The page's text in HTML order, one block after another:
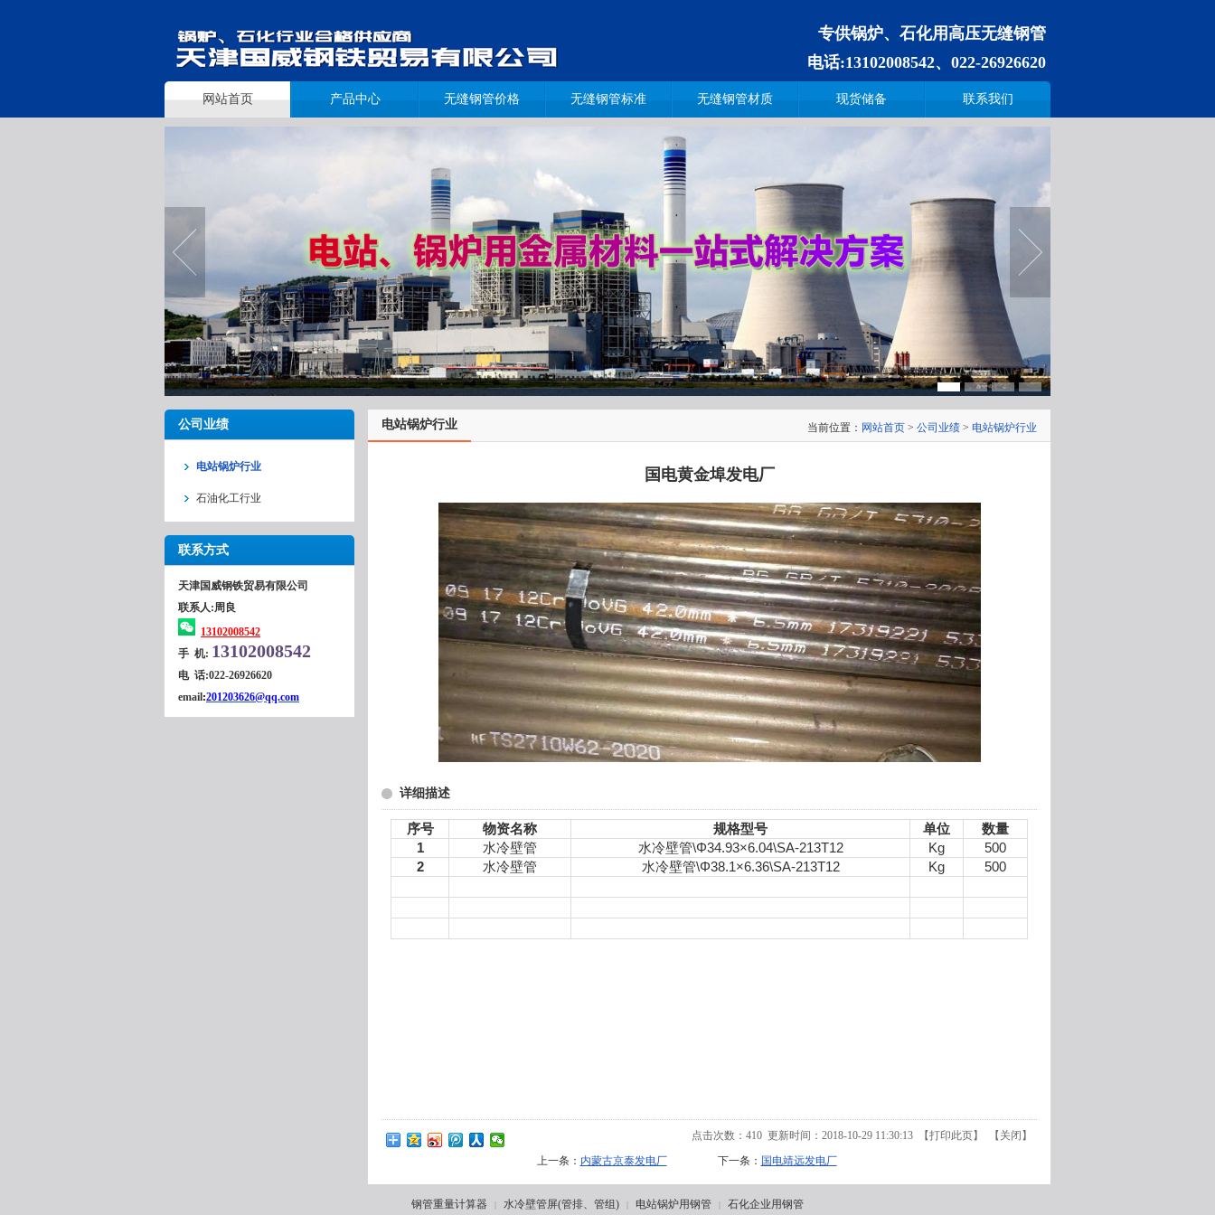
专供锅炉、石化用高压无缝钢管
电话:13102008542、022-26926620
网站首页 产品中心 无缝钢管价格 无缝钢管标准 无缝钢管材质 现货储备 联系我们
公司业绩
电站锅炉行业
石油化工行业
联系方式
天津国威钢铁贸易有限公司
联系人:周良
13102008542
手 机: 13102008542
电 话:022-26926620
email:201203626@qq.com
当前位置： 网站首页 > 公司业绩 > 电站锅炉行业
电站锅炉行业
国电黄金埠发电厂
详细描述
序号 物资名称 规格型号 单位
数量
1
水冷壁管 水冷壁管\Φ34.93×6.04\SA-213T12 Kg
500
2
水冷壁管 水冷壁管\Φ38.1×6.36\SA-213T12 Kg 500
点击次数： 410 更新时间：2018-10-29 11:30:13 【打印此页】 【 关闭 】
上一条： 内蒙古京泰发电厂 下一条： 国电靖远发电厂
钢管重量计算器 水冷壁管屏(管排、管组) 电站锅炉用钢管 石化企业用钢管